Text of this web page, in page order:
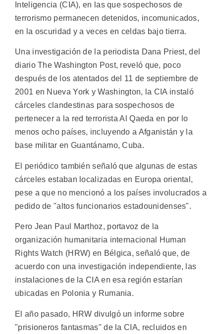
Inteligencia (CIA), en las que sospechosos de
terrorismo permanecen detenidos, incomunicados,
en la oscuridad y a veces en celdas bajo tierra.
Una investigación de la periodista Dana Priest, del
diario The Washington Post, reveló que, poco
después de los atentados del 11 de septiembre de
2001 en Nueva York y Washington, la CIA instaló
cárceles clandestinas para sospechosos de
pertenecer a la red terrorista Al Qaeda en por lo
menos ocho países, incluyendo a Afganistán y la
base militar en Guantánamo, Cuba.
El periódico también señaló que algunas de estas
cárceles estaban localizadas en Europa oriental,
pese a que no mencionó a los países involucrados a
pedido de "altos funcionarios estadounidenses".
Pero Jean Paul Marthoz, portavoz de la
organización humanitaria internacional Human
Rights Watch (HRW) en Bélgica, señaló que, de
acuerdo con una investigación independiente, las
instalaciones de la CIA en esa región estarían
ubicadas en Polonia y Rumania.
El año pasado, HRW divulgó un informe sobre
"prisioneros fantasmas" de la CIA, recluidos en